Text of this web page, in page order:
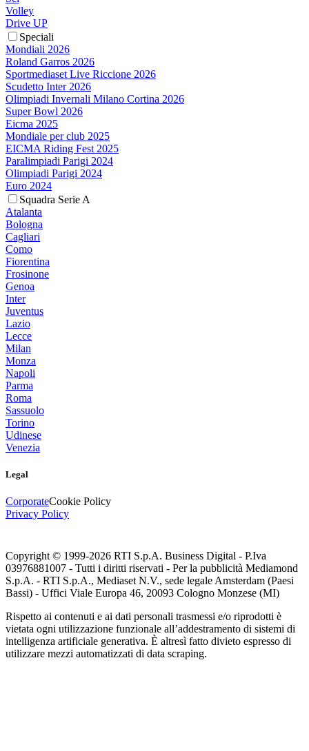
Volley
Drive UP
Speciali
Mondiali 2026
Roland Garros 2026
Sportmediaset Live Riccione 2026
Scudetto Inter 2026
Olimpiadi Invernali Milano Cortina 2026
Super Bowl 2026
Eicma 2025
Mondiale per club 2025
EICMA Riding Fest 2025
Paralimpiadi Parigi 2024
Olimpiadi Parigi 2024
Euro 2024
Squadra Serie A
Atalanta
Bologna
Cagliari
Como
Fiorentina
Frosinone
Genoa
Inter
Juventus
Lazio
Lecce
Milan
Monza
Napoli
Parma
Roma
Sassuolo
Torino
Udinese
Venezia
Legal
CorporateCookie Policy
Privacy Policy
Copyright © 1999-2026 RTI S.p.A. Business Digital - P.Iva
03976881007 - Tutti i diritti riservati - Per la pubblicità Mediamond
S.p.A. - RTI S.p.A., Mediaset N.V., sede legale Amsterdam (Paesi
Bassi) - Uffici Viale Europa 46, 20093 Cologno Monzese (MI)
Rispetto ai contenuti e ai dati personali trasmessi e/o riprodotti è
vietata ogni utilizzazione funzionale all’addestramento di sistemi di
intelligenza artificiale generativa. È altresì fatto divieto espresso di
utilizzare mezzi automatizzati di data scraping.